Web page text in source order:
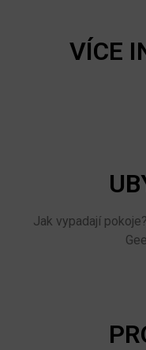
VÍCE
Jak vypadají